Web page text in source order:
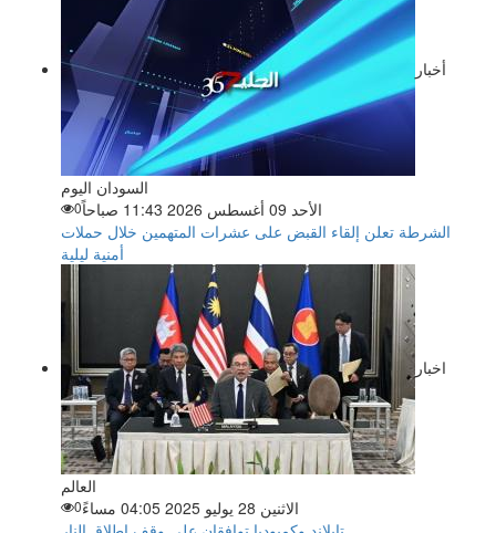
أخبار
السودان اليوم
الأحد 09 أغسطس 2026 11:43 صباحاً
0
الشرطة تعلن إلقاء القبض على عشرات المتهمين خلال حملات
أمنية ليلية
اخبار
العالم
الاثنين 28 يوليو 2025 04:05 مساءً
0